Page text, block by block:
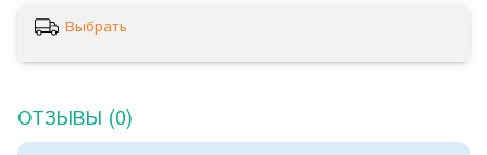
Выбрать
ОТЗЫВЫ (0)